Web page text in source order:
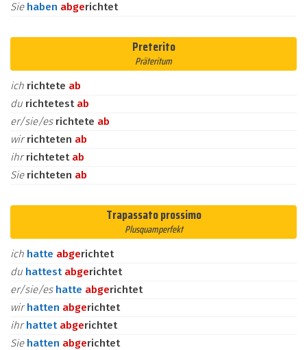
Sie haben abgerichtet
Preterito
Präteritum
ich richtete ab
du richtetest ab
er/sie/es richtete ab
wirrichteten ab
ihrrichtetet ab
Sie richteten ab
Trapassato prossimo
Plusquamperfekt
ich hatte abgerichtet
du hattest abgerichtet
er/sie/es hatte abgerichtet
wirhatten abgerichtet
ihrhattet abgerichtet
Sie hatten abgerichtet